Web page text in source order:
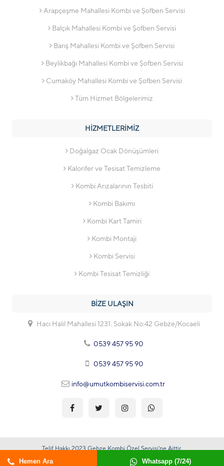
Arapçeşme Mahallesi Kombi ve Şofben Servisi
Balçık Mahallesi Kombi ve Şofben Servisi
Barış Mahallesi Kombi ve Şofben Servisi
Beylikbağı Mahallesi Kombi ve Şofben Servisi
Cumaköy Mahallesi Kombi ve Şofben Servisi
Tüm Hizmet Bölgelerimiz
HİZMETLERİMİZ
Doğalgaz Ocak Dönüşümleri
Kalorifer ve Tesisat Temizleme
Kombi Arızalarının Tesbiti
Kombi Bakımı
Kombi Kart Tamiri
Kombi Montaji
Kombi Servisi
Kombi Tesisat Temizliği
BİZE ULAŞIN
Hacı Halil Mahallesi 1231. Sokak No:42 Gebze/Kocaeli
0539 457 95 90
0539 457 95 90
info@umutkombiservisi.com.tr
Telif Hakkı 2023 Gebze Kombi Özel Servisi'ne Aittir.
Online :1 192930
Hemen Ara Whatsapp (7/24)